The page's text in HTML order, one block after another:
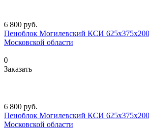
6 800 руб.
Пеноблок Могилевский КСИ
Московской области
0
Заказать
6 800 руб.
Пеноблок Могилевский КСИ
Московской области